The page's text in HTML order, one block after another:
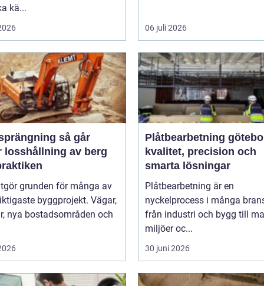
kä...
06 juli 2026
så går
losshållning av berg
grunden för många av
byggprojekt. Vägar,
nya bostadsområden och
Plåtbearbetning
kvalitet, precision och
smarta lösningar
Plåtbearbetning är en
nyckelprocess i många
från industri och bygg till
miljöer oc...
30 juni 2026